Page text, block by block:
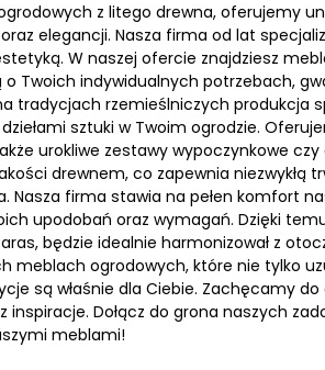
z litego drewna, oferujemy
elegancji. Nasza firma od lat
W naszej ofercie znajdziesz
Twoich indywidualnych potrzebach,
tradycjach rzemieślniczych produkcja
sztuki w Twoim ogrodzie.
urokliwe zestawy wypoczynkowe
drewnem, co zapewnia niezwykłą
Nasza firma stawia na pełen komfort
upodobań oraz wymagań. Dzięki
będzie idealnie harmonizował z
meblach ogrodowych, które nie tylko
są właśnie dla Ciebie. Zachęcamy
Dołącz do grona naszych
meblami!